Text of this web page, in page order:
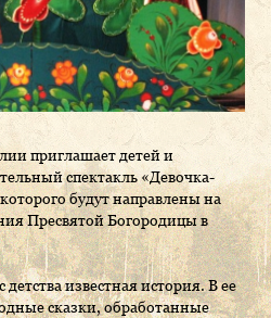
приглашает детей и
спектакль «Девочка-
будут направлены на
Пресвятой Богородицы в
известная история. В ее
сказки, обработанные